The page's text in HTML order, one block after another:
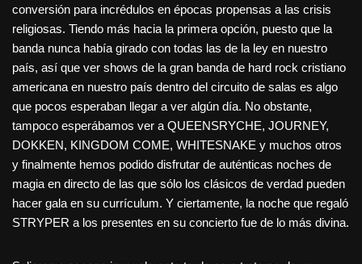
conversión para incrédulos en épocas propensas a las crisis
religiosas. Tiendo más hacia la primera opción, puesto que la
banda nunca había girado con todas las de la ley en nuestro
país, así que ver shows de la gran banda de hard rock cristiano
americana en nuestro país dentro del circuito de salas es algo
que pocos esperaban llegar a ver algún día. No obstante,
tampoco esperábamos ver a QUEENSRYCHE, JOURNEY,
DOKKEN, KINGDOM COME, WHITESNAKE y muchos otros
y finalmente hemos podido disfrutar de auténticas noches de
magia en directo de las que sólo los clásicos de verdad pueden
hacer gala en su currículum. Y ciertamente, la noche que regaló
STRYPER a los presentes en su concierto fue de lo más divina.